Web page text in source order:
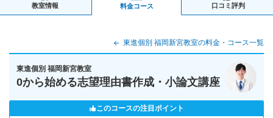
教室情報 料金コース 口コミ評判
東進個別 福岡新宮教室の料金・コース一覧
東進個別 福岡新宮教室
0から始める志望理由書作成・小論文講座
このコースの注目ポイント